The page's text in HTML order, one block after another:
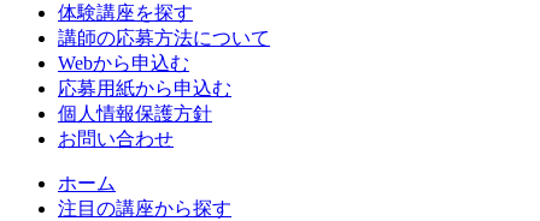
体験講座を探す
講師の応募方法について
Webから申込む
応募用紙から申込む
個人情報保護方針
お問い合わせ
ホーム
注目の講座から探す